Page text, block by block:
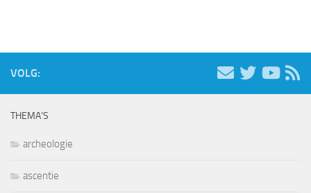
VOLG:
THEMA’S
archeologie
ascentie